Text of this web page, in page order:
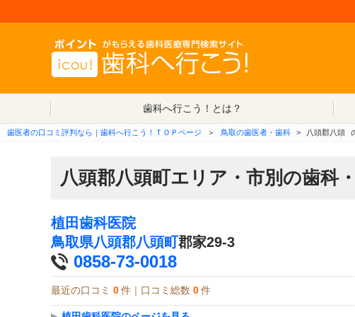
歯科へ行こう！とは？
歯医者の口コミ評判なら｜歯科へ行こう！ＴＯＰページ ＞ 鳥取の歯医者・歯科 > 八頭郡八頭
八頭郡八頭町エリア・市別の歯科
植田歯科医院
鳥取県八頭郡八頭町郡家29-3
0858-73-0018
最近の口コミ 0 件｜口コミ総数 0 件